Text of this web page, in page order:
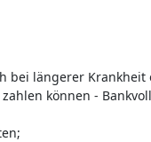
bei längerer Krankheit
können -